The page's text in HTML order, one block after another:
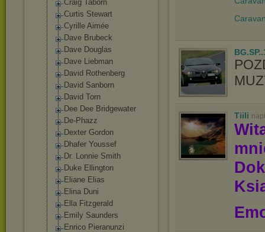
Craig Taborn
Curtis Stewart
Cyrille Aimée
Dave Brubeck
Dave Douglas
Dave Liebman
David Rothenberg
David Sanborn
David Torn
Dee Dee Bridgewater
De-Phazz
Dexter Gordon
Dhafer Youssef
Dr. Lonnie Smith
Duke Ellington
Eliane Elias
Elina Duni
Ella Fitzgerald
Emily Saunders
Enrico Pieranunzi
Tiili